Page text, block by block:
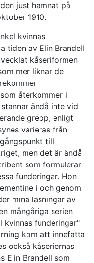
just hamnat på
1910.
kvinnas
tiden av Elin Brandell
kåseriformen
mer liknar de
i
återkommer i
ändå inte vid
grepp, enligt
varieras från
till
men det är ändå
som formulerar
funderingar. Hon
i och genom
mina läsningar av
mångåriga serien
kvinnas funderingar"
kom att innefatta
också kåseriernas
Elin Brandell som